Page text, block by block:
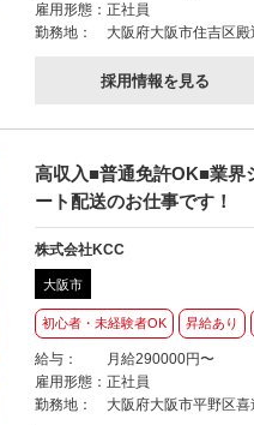
雇用形態： 正社員
勤務地：
大阪府大阪市住吉区
採用情報を見る
高収入■普通免許OK■業
ート配送のお仕事です！
株式会社KCC
大阪市
初心者・未経験者OK 昇給あり
給与：
月給290000円〜
雇用形態： 正社員
勤務地：
大阪府大阪市平野区